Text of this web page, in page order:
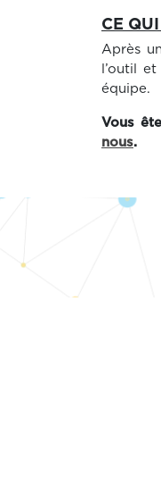
CE
Après
l’outil
équipe.
Vous
nous.